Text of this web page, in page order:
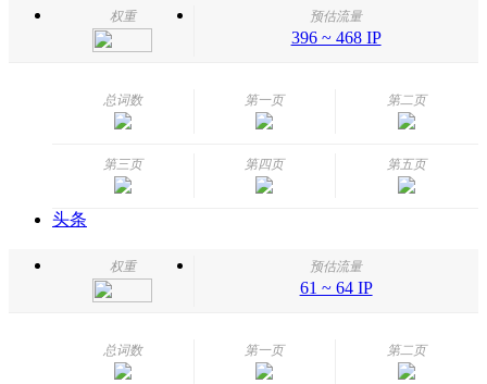
权重 预估流量
396 ~ 468 IP
总词数 第一页 第二页
第三页 第四页 第五页
头条
权重 预估流量
61 ~ 64 IP
总词数 第一页 第二页